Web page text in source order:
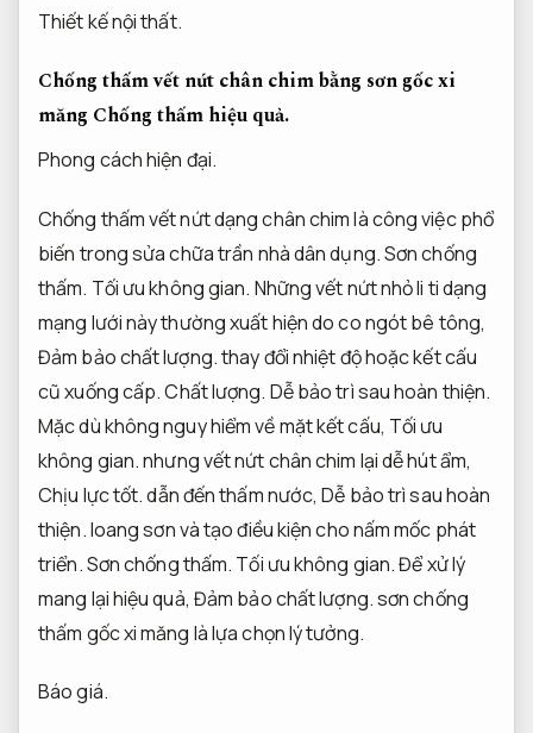
Thiết kế nội thất.
Chống thấm vết nứt chân chim bằng sơn gốc xi
măng Chống thấm hiệu quả.
Phong cách hiện đại.
Chống thấm vết nứt dạng chân chim là công việc phổ
biến trong sửa chữa trần nhà dân dụng.Sơn chống
thấm. Tối ưu không gian. Những vết nứt nhỏ li ti dạng
mạng lưới này thường xuất hiện do co ngót bê tông,
Đảm bảo chất lượng.thay đổi nhiệt độ hoặc kết cấu
cũ xuống cấp.Chất lượng. Dễ bảo trì sau hoàn thiện.
Mặc dù không nguy hiểm về mặt kết cấu, Tối ưu
không gian.nhưng vết nứt chân chim lại dễ hút ẩm,
Chịu lực tốt.dẫn đến thấm nước,Dễ bảo trì sau hoàn
thiện.loang sơn và tạo điều kiện cho nấm mốc phát
triển.Sơn chống thấm. Tối ưu không gian.Để xử lý
mang lại hiệu quả, Đảm bảo chất lượng.sơn chống
thấm gốc xi măng là lựa chọn lý tưởng.
Báo giá.